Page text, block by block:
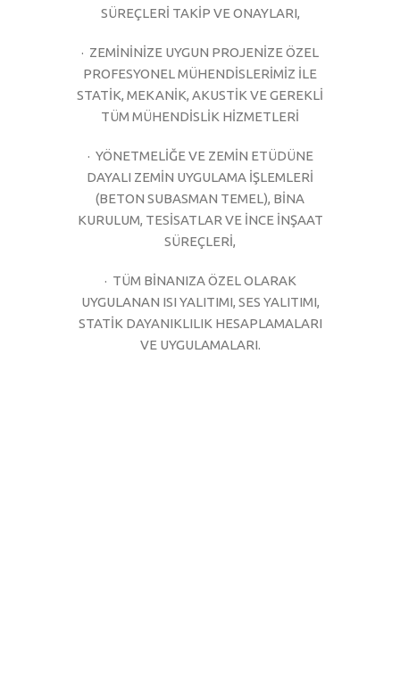
SÜREÇLERİ TAKİP VE ONAYLARI,
· ZEMİNİNİZE UYGUN PROJENİZE ÖZEL
PROFESYONEL MÜHENDİSLERİMİZ İLE
STATİK, MEKANİK, AKUSTİK VE GEREKLİ
TÜM MÜHENDİSLİK HİZMETLERİ
· YÖNETMELİĞE VE ZEMİN ETÜDÜNE
DAYALI ZEMİN UYGULAMA İŞLEMLERİ
(BETON SUBASMAN TEMEL), BİNA
KURULUM, TESİSATLAR VE İNCE İNŞAAT
SÜREÇLERİ,
· TÜM BİNANIZA ÖZEL OLARAK
UYGULANAN ISI YALITIMI, SES YALITIMI,
STATİK DAYANIKLILIK HESAPLAMALARI
VE UYGULAMALARI.